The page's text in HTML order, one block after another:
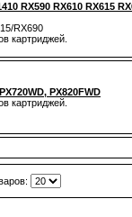
RX590 RX610 RX615
RX690
картриджей.
PX820FWD
картриджей.